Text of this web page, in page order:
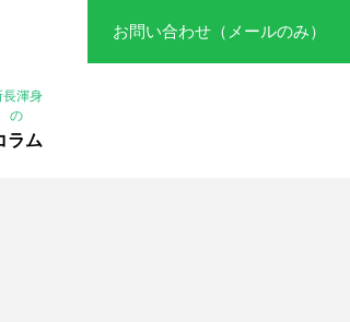
お問い合わせ（メールのみ）
長渾身
の
ラム